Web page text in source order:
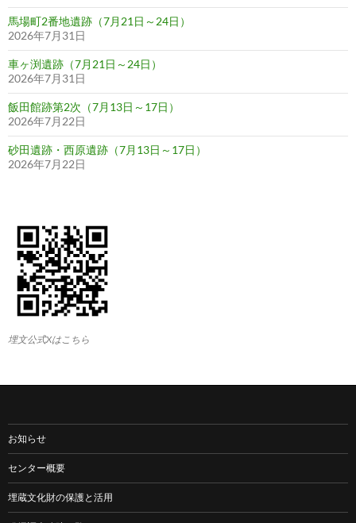
馬場町2番地遺跡（7月21日～24日）
2026年7月31日
車ヶ渕遺跡（7月21日～24日）
2026年7月31日
飯田館跡第2次（7月13日～17日）
2026年7月22日
砂田遺跡・西原遺跡（7月13日～17日）
2026年7月22日
埋文公式Xはこちら
お知らせ
センター概要
埋蔵文化財の保護と活用